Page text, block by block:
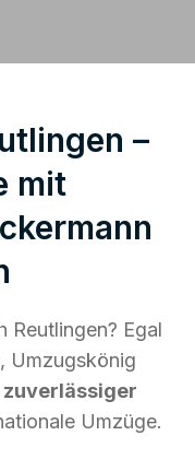
–
mit
Reutlingen? Egal
Umzugskönig
zuverlässiger
Umzüge.